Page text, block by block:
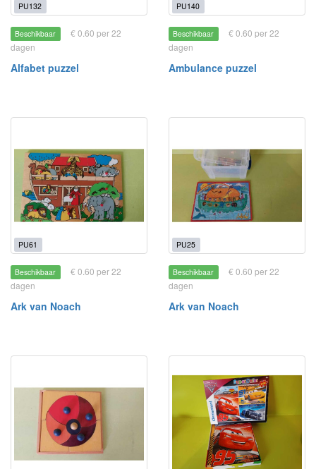
PU132
Beschikbaar
€ 0.60 per 22
dagen
Alfabet puzzel
PU140
Beschikbaar
€ 0.60 per 22
dagen
Ambulance puzzel
PU61
Beschikbaar
€ 0.60 per 22
dagen
Ark van Noach
PU25
Beschikbaar
€ 0.60 per 22
dagen
Ark van Noach